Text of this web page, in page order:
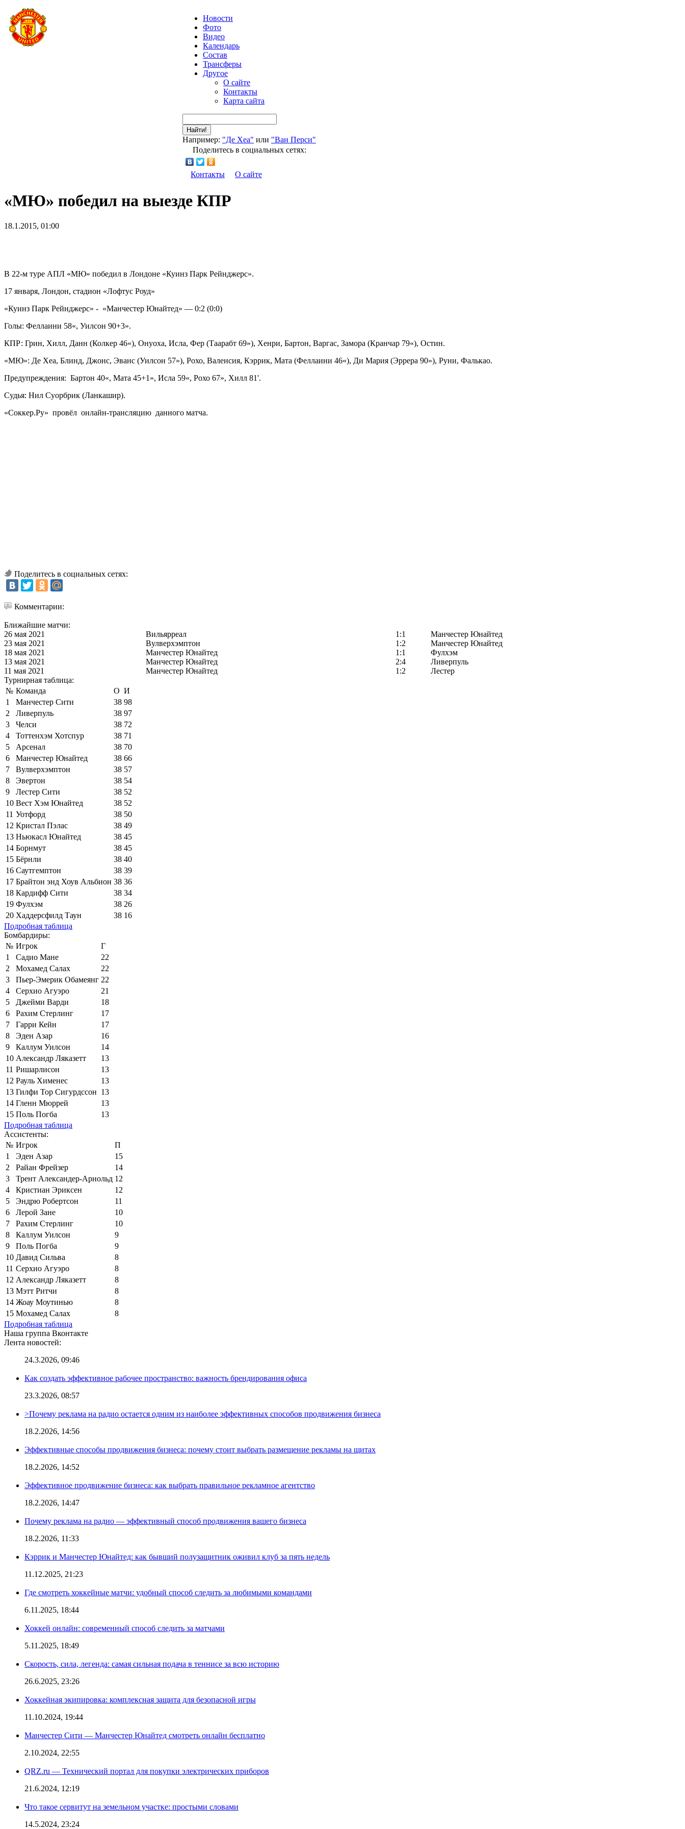
Новости
Фото
Видео
Календарь
Состав
Трансферы
Другое
О сайте
Контакты
Карта сайта
Найти!
Например: "Де Хеа" или "Ван Перси"
Поделитесь в социальных сетях:
Контакты О сайте
«МЮ» победил на выезде КПР
18.1.2015, 01:00
В 22-м туре АПЛ «МЮ» победил в Лондоне «Куинз Парк Рейнджерс».
17 января, Лондон, стадион «Лофтус Роуд»
«Куинз Парк Рейнджерс» - «Манчестер Юнайтед» — 0:2 (0:0)
Голы: Феллаини 58«, Уилсон 90+3».
КПР: Грин, Хилл, Данн (Колкер 46«), Онуоха, Исла, Фер (Таарабт 69»), Хенри, Бартон, Варгас, Замора (Кранчар 79«), Остин.
«МЮ»: Де Хеа, Блинд, Джонс, Эванс (Уилсон 57»), Рохо, Валенсия, Кэррик, Мата (Феллаини 46«), Ди Мария (Эррера 90»), Руни, Фалькао.
Предупреждения: Бартон 40«, Мата 45+1», Исла 59«, Рохо 67», Хилл 81'.
Судья: Нил Суорбрик (Ланкашир).
«Соккер.Ру» провёл онлайн-трансляцию данного матча.
Поделитесь в социальных сетях:
Комментарии:
Ближайшие матчи:
26 мая 2021
Вильярреал 1:1
Манчестер Юнайтед
23 мая 2021
Вулверхэмптон 1:2
Манчестер Юнайтед
18 мая 2021
Манчестер Юнайтед 1:1
Фулхэм
13 мая 2021
Манчестер Юнайтед 2:4
Ливерпуль
11 мая 2021
Манчестер Юнайтед 1:2
Лестер
Турнирная таблица:
№ Команда О И
1
Манчестер Сити 38 98
2
Ливерпуль 38 97
3
Челси 38 72
4
Тоттенхэм Хотспур 38 71
5
Арсенал 38 70
6
Манчестер Юнайтед 38 66
7
Вулверхэмптон 38 57
8
Эвертон 38 54
9
Лестер Сити 38 52
10 Вест Хэм Юнайтед 38 52
11 Уотфорд 38 50
12 Кристал Пэлас 38 49
13 Ньюкасл Юнайтед 38 45
14 Борнмут 38 45
15 Бёрнли 38 40
16 Саутгемптон 38 39
17 Брайтон энд Хоув Альбион 38 36
18 Кардифф Сити 38 34
19 Фулхэм 38 26
20 Хаддерсфилд Таун 38 16
Подробная таблица
Бомбардиры:
№ Игрок
Г
1
Садио Мане
22
2
Мохамед Салах
22
3
Пьер-Эмерик Обамеянг 22
4
Серхио Агуэро
21
5
Джейми Варди
18
6
Рахим Стерлинг
17
7
Гарри Кейн
17
8
Эден Азар
16
9
Каллум Уилсон
14
10 Александр Ляказетт
13
11 Ришарлисон
13
12 Рауль Хименес
13
13 Гилфи Тор Сигурдссон 13
14 Гленн Мюррей
13
15 Поль Погба
13
Подробная таблица
Ассистенты:
№ Игрок
П
1
Эден Азар
15
2
Райан Фрейзер
14
3
Трент Александер-Арнольд 12
4
Кристиан Эриксен
12
5
Эндрю Робертсон
11
6
Лерой Зане
10
7
Рахим Стерлинг
10
8
Каллум Уилсон
9
9
Поль Погба
9
10 Давид Сильва
8
11 Серхио Агуэро
8
12 Александр Ляказетт
8
13 Мэтт Ритчи
8
14 Жоау Моутинью
8
15 Мохамед Салах
8
Подробная таблица
Наша группа Вконтакте
Лента новостей:
24.3.2026, 09:46
Как создать эффективное рабочее пространство: важность брендирования офиса
23.3.2026, 08:57
>Почему реклама на радио остается одним из наиболее эффективных способов продвижения бизнеса
18.2.2026, 14:56
Эффективные способы продвижения бизнеса: почему стоит выбрать размещение рекламы на щитах
18.2.2026, 14:52
Эффективное продвижение бизнеса: как выбрать правильное рекламное агентство
18.2.2026, 14:47
Почему реклама на радио — эффективный способ продвижения вашего бизнеса
18.2.2026, 11:33
Кэррик и Манчестер Юнайтед: как бывший полузащитник оживил клуб за пять недель
11.12.2025, 21:23
Где смотреть хоккейные матчи: удобный способ следить за любимыми командами
6.11.2025, 18:44
Хоккей онлайн: современный способ следить за матчами
5.11.2025, 18:49
Скорость, сила, легенда: самая сильная подача в теннисе за всю историю
26.6.2025, 23:26
Хоккейная экипировка: комплексная защита для безопасной игры
11.10.2024, 19:44
Манчестер Сити — Манчестер Юнайтед смотреть онлайн бесплатно
2.10.2024, 22:55
QRZ.ru — Технический портал для покупки электрических приборов
21.6.2024, 12:19
Что такое сервитут на земельном участке: простыми словами
14.5.2024, 23:24